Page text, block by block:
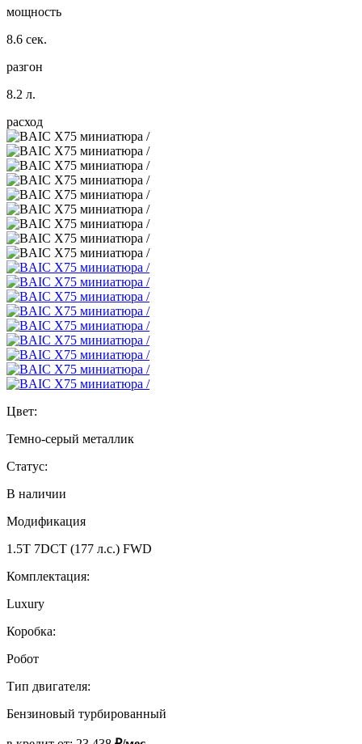
мощность
8.6 сек.
разгон
8.2 л.
расход
Цвет:
Темно-серый металлик
Статус:
В наличии
Модификация
1.5T 7DCT (177 л.с.) FWD
Комплектация:
Luxury
Коробка:
Робот
Тип двигателя:
Бензиновый турбированный